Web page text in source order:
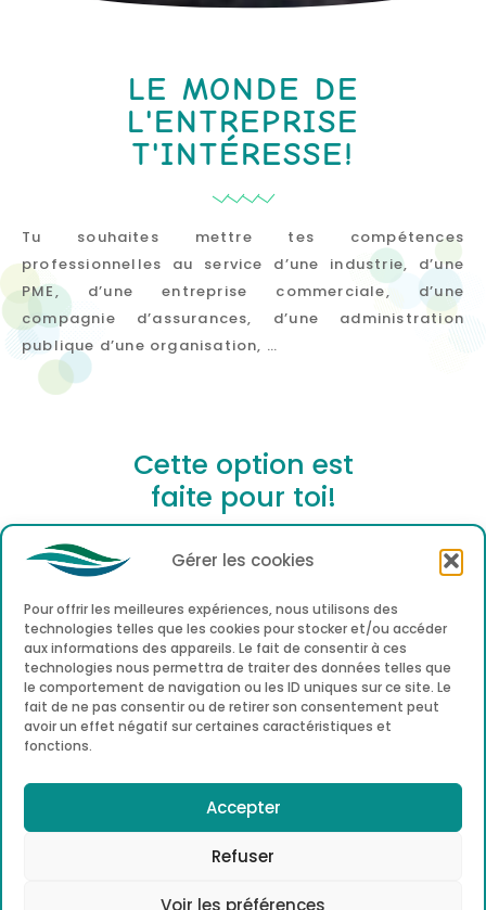
Gérer les cookies
Pour offrir les meilleures expériences, nous utilisons des
technologies telles que les cookies pour stocker et/ou accéder
aux informations des appareils. Le fait de consentir à ces
technologies nous permettra de traiter des données telles que
le comportement de navigation ou les ID uniques sur ce site. Le
fait de ne pas consentir ou de retirer son consentement peut
avoir un effet négatif sur certaines caractéristiques et
fonctions.
Accepter
Refuser
Voir les préférences
LE MONDE DE
L'ENTREPRISE
T'INTÉRESSE!
Tu souhaites mettre tes compétences
professionnelles au service d’une industrie, d’une
PME, d’une entreprise commerciale, d’une
compagnie d’assurances, d’une administration
publique d’une organisation, …
Cette option est
faite pour toi!
TECHNICIEN.NE DE
BUREAU
Technicien.ne de bureauest l’appellation